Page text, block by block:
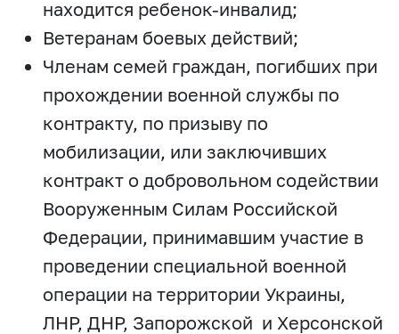
находится ребенок-инвалид;
Ветеранам боевых действий;
Членам семей граждан, погибших при
прохождении военной службы по
контракту, по призыву по
мобилизации, или заключивших
контракт о добровольном содействии
Вооруженным Силам Российской
Федерации, принимавшим участие в
проведении специальной военной
операции на территории Украины,
ЛНР, ДНР, Запорожской и Херсонской